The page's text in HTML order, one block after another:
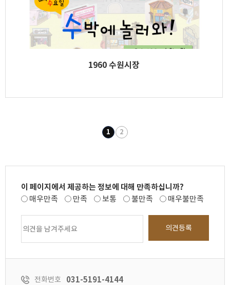
1960 수원시장
1 2
이 페이지에서 제공하는 정보에 대해 만족하십니까?
매우만족
만족 보통 불만족 매우불만족
의견등록
전화번호 031-5191-4144